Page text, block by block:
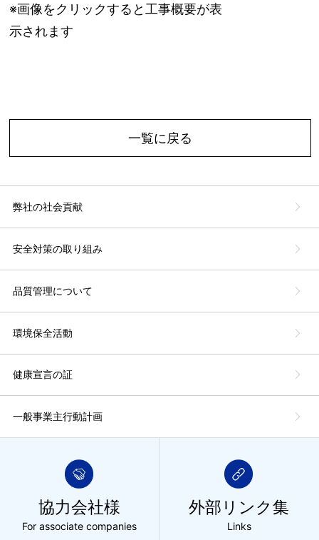
※画像をクリックすると工事概要が表
示されます
一覧に戻る
弊社の社会貢献
安全対策の取り組み
品質管理について
環境保全活動
健康宣言の証
一般事業主行動計画
協力会社様
For associate companies
外部リンク集
Links